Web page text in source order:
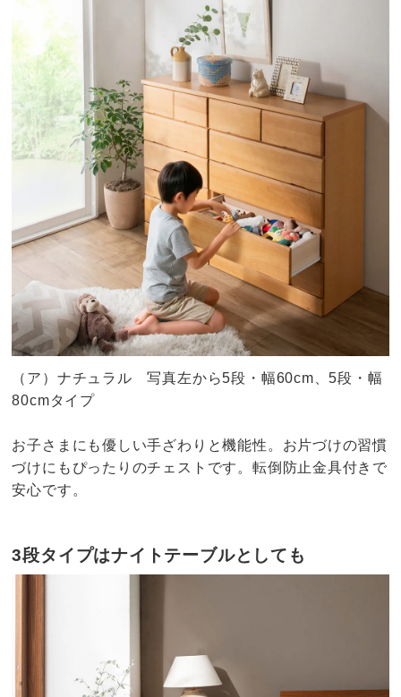
（ア）ナチュラル 写真左から5段・幅60cm、5段・幅
80cmタイプ
お子さまにも優しい手ざわりと機能性。お片づけの習慣
づけにもぴったりのチェストです。転倒防止金具付きで
安心です。
3段タイプはナイトテーブルとしても